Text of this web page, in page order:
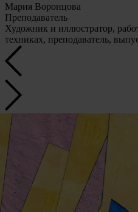
Мария Воронцова
Преподаватель
Художник и иллюстратор,
техниках, преподаватель,